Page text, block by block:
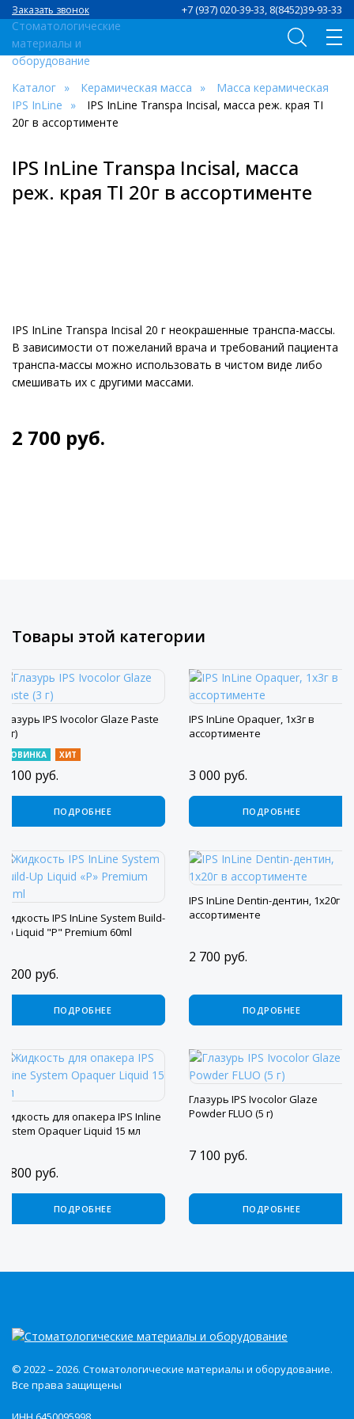
+7 (937) 020-39-33, 8(8452)39-93-33
Заказать звонок
Каталог Керамическая масса
Масса керамическая
IPS InLine
IPS InLine Transpa Incisal, масса реж. края TI
20г в ассортименте
IPS InLine Transpa Incisal, масса
реж. края TI 20г в ассортименте
IPS InLine Transpa Incisal 20 г неокрашенные транспа-массы.
В зависимости от пожеланий врача и требований пациента
транспа-массы можно использовать в чистом виде либо
смешивать их с другими массами.
2 700 руб.
Товары этой категории
Глазурь IPS Ivocolor Glaze Paste
(3 г)
НОВИНКА ХИТ
7 100 руб.
ПОДРОБНЕЕ
IPS InLine Opaquer, 1х3г в
ассортименте
3 000 руб.
ПОДРОБНЕЕ
Жидкость IPS InLine System Build-
Up Liquid "Р" Premium 60ml
3 200 руб.
ПОДРОБНЕЕ
IPS InLine Dentin-дентин, 1х20г в
ассортименте
2 700 руб.
ПОДРОБНЕЕ
Жидкость для опакера IPS Inline
System Opaquer Liquid 15 мл
2 800 руб.
ПОДРОБНЕЕ
Глазурь IPS Ivocolor Glaze
Powder FLUO (5 г)
7 100 руб.
ПОДРОБНЕЕ
© 2022 – 2026. Стоматологические материалы и оборудование.
Все права защищены